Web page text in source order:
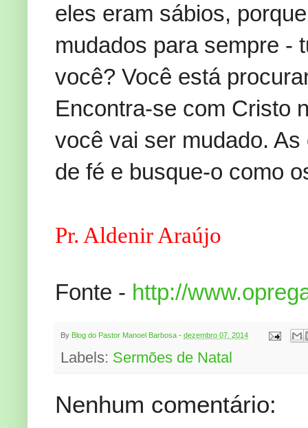
eles eram sábios,
mudados para sempre -
você? Você está
Encontra-se com Cristo
você vai ser mudado.
de fé e busque-o como
Pr. Aldenir Araújo
Fonte - http://
By Blog do Pastor Manoel Barbosa - dezembro 07, 2014
Labels: Sermões de Natal
Nenhum comentário: